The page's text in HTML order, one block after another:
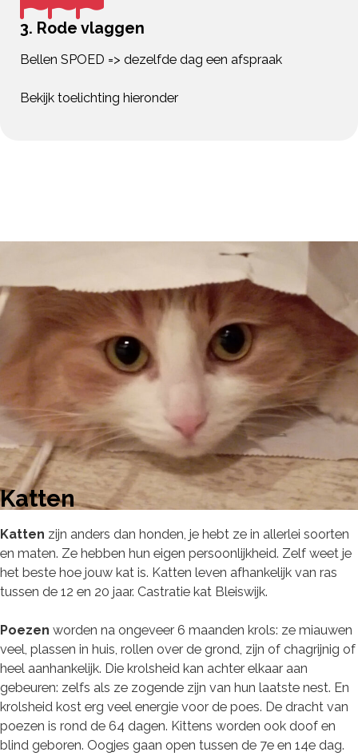
3. Rode vlaggen
Bellen SPOED => dezelfde dag een afspraak
Bekijk toelichting hieronder
Katten
Katten zijn anders dan honden, je hebt ze in allerlei soorten
en maten. Ze hebben hun eigen persoonlijkheid. Zelf weet je
het beste hoe jouw kat is. Katten leven afhankelijk van ras
tussen de 12 en 20 jaar. Castratie kat Bleiswijk.
Poezen worden na ongeveer 6 maanden krols: ze miauwen
veel, plassen in huis, rollen over de grond, zijn of chagrijnig of
heel aanhankelijk. Die krolsheid kan achter elkaar aan
gebeuren: zelfs als ze zogende zijn van hun laatste nest. En
krolsheid kost erg veel energie voor de poes. De dracht van
poezen is rond de 64 dagen. Kittens worden ook doof en
blind geboren. Oogjes gaan open tussen de 7e en 14e dag.